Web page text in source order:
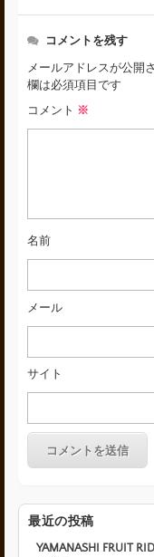
コメントを残す
メールアドレスが公開
欄は必須項目です
コメント ※
名前
メール
サイト
最近の投稿
YAMANASHI FRUIT